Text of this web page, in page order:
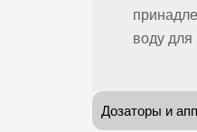
воду для
Дозаторы и